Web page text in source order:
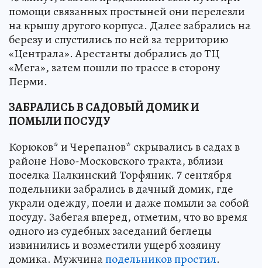
помощи связанных простыней они перелезли
на крышу другого корпуса. Далее забрались на
березу и спустились по ней за территорию
«Централа». Арестанты добрались до ТЦ
«Мега», затем пошли по трассе в сторону
Перми.
ЗАБРАЛИСЬ В САДОВЫЙ ДОМИК И
ПОМЫЛИ ПОСУДУ
Корюков* и Черепанов* скрывались в садах в
районе Ново-Московского тракта, вблизи
поселка Палкинский Торфяник. 7 сентября
подельники забрались в дачный домик, где
украли одежду, поели и даже помыли за собой
посуду. Забегая вперед, отметим, что во время
одного из судебных заседаний беглецы
извинились и возместили ущерб хозяину
домика. Мужчинаподельников простил.